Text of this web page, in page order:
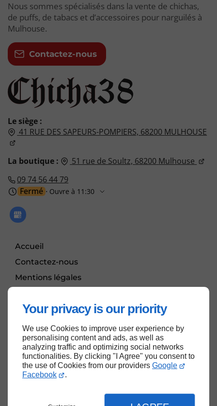
Your privacy is our priority
We use Cookies to improve user experience by
personalising content and ads, as well as
analyzing traffic and optimizing social networks
functionalities. By clicking "I Agree" you consent to
the use of Cookies from our providers Google
Facebook
.
Le siège :
41 RUE DES SAPEURS-POMPIERS, 68200 MULHOUSE
La boutique : 51 rue de Soultz, 68200 Mulhouse
09 74 56 44 79
Fermé ⋅ Ouvre à 11:30
Accueil
Contactez-nous
Mentions légales
Nous sommes spécialisés dans la vente de chichas,
de puffs, de tabacs et d’accessoires pour narguilés à
Mulhouse.
Contactez-nous
Haut de page